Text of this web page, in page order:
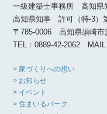
一級建築士事務所 高知
高知県知事 許可（特-3）
〒785-0006 高知県須崎市
TEL：0889-42-2062 MAIL
> 家づくりへの想い
> お知らせ
> イベント
> 住まいるパーク